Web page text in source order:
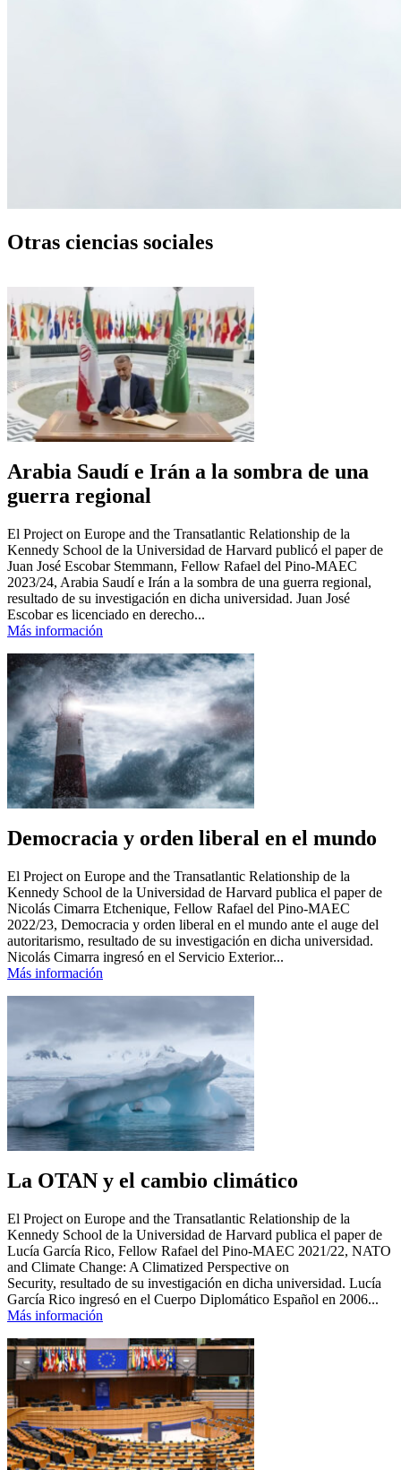
Otras ciencias sociales
Arabia Saudí e Irán a la sombra de una
guerra regional
El Project on Europe and the Transatlantic Relationship de la
Kennedy School de la Universidad de Harvard publicó el paper de
Juan José Escobar Stemmann, Fellow Rafael del Pino-MAEC
2023/24, Arabia Saudí e Irán a la sombra de una guerra regional,
resultado de su investigación en dicha universidad. Juan José
Escobar es licenciado en derecho...
Más información
Democracia y orden liberal en el mundo
El Project on Europe and the Transatlantic Relationship de la
Kennedy School de la Universidad de Harvard publica el paper de
Nicolás Cimarra Etchenique, Fellow Rafael del Pino-MAEC
2022/23, Democracia y orden liberal en el mundo ante el auge del
autoritarismo, resultado de su investigación en dicha universidad.
Nicolás Cimarra ingresó en el Servicio Exterior...
Más información
La OTAN y el cambio climático
El Project on Europe and the Transatlantic Relationship de la
Kennedy School de la Universidad de Harvard publica el paper de
Lucía García Rico, Fellow Rafael del Pino-MAEC 2021/22, NATO
and Climate Change: A Climatized Perspective on
Security, resultado de su investigación en dicha universidad. Lucía
García Rico ingresó en el Cuerpo Diplomático Español en 2006...
Más información